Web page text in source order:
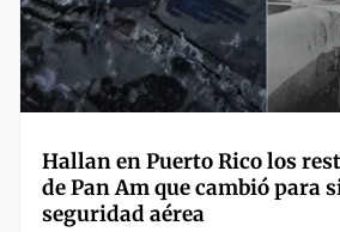
Hallan en Puerto Rico los
de Pan Am que cambió para
seguridad aérea